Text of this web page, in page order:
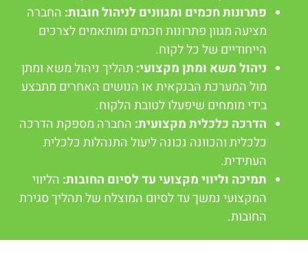
פתרונות חכמים ומגוונים לניהול חובות: החברה
מציעה מגוון פתרונות חכמים ומותאמים לצרכים
הייחודיים של כל לקוח.
ניהול משא ומתן מקצועי: תהליך ניהול משא ומתן
מול המערכת הבנקאית או הנושים האחרים מתבצע
בידי מומחים שיפעלו לטובת הלקוח.
הדרכה כלכלית מקצועית: החברה מספקת הדרכה
כלכלית והכוונה נכונה ליעול התנהלות כלכלית
העתידית.
תמיכה וליווי מקצועי עד לסיום החובות: הליווי
המקצועי נמשך עד לסיום המוצלח של תהליך סגירת
החובות.